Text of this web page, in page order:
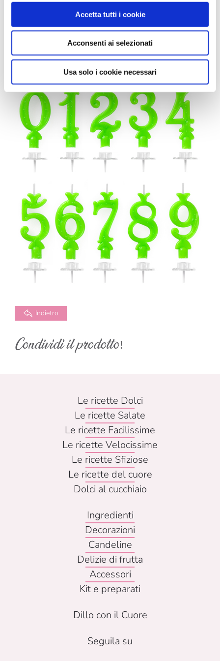
Accetta tutti i cookie
Acconsenti ai selezionati
Usa solo i cookie necessari
Confezione da 1 pezzo
Indietro
Condividi il prodotto!
Le ricette Dolci
Le ricette Salate
Le ricette Facilissime
Le ricette Velocissime
Le ricette Sfiziose
Le ricette del cuore
Dolci al cucchiaio
Ingredienti
Decorazioni
Candeline
Delizie di frutta
Accessori
Kit e preparati
Dillo con il Cuore
Seguila su